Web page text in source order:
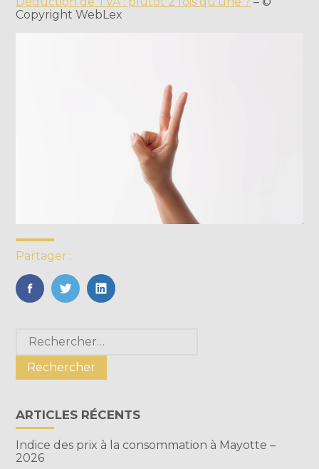
Copyright WebLex
Partager :
FaceBook
TwitterLinkedIn
Blog
sidebar
Rechercher :
ARTICLES RÉCENTS
Indice des prix à la consommation à Mayotte –
2026